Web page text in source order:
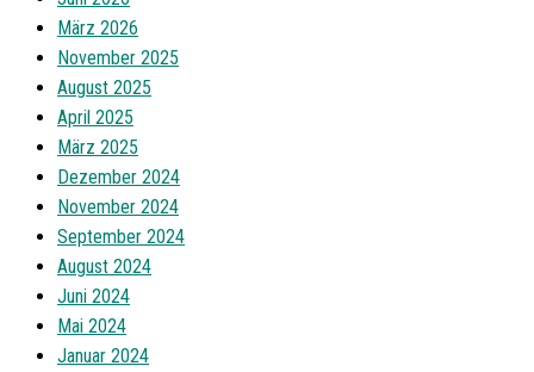
März 2026
November 2025
August 2025
April 2025
März 2025
Dezember 2024
November 2024
September 2024
August 2024
Juni 2024
Mai 2024
Januar 2024